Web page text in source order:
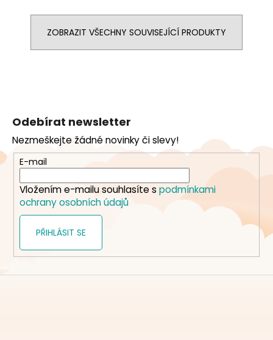
ZOBRAZIT VŠECHNY SOUVISEJÍCÍ PRODUKTY
a
t
Odebírat newsletter
Nezmeškejte žádné novinky či slevy!
E-mail
Vložením e-mailu souhlasíte s podmínkami
ochrany osobních údajů
PŘIHLÁSIT SE